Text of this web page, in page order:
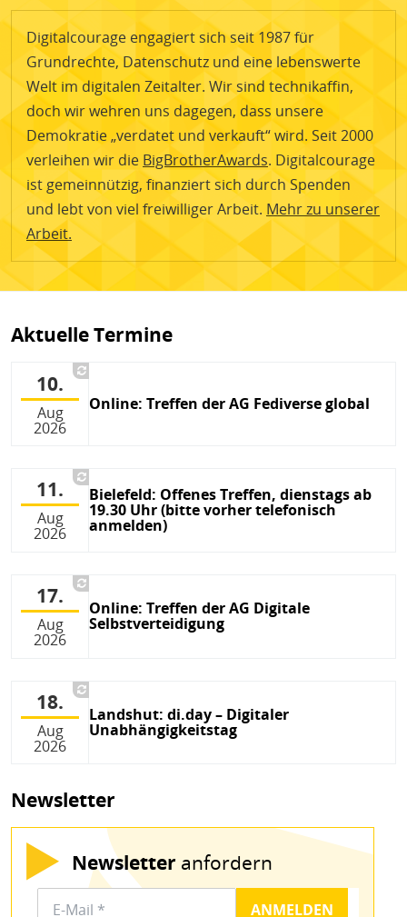
Digitalcourage engagiert sich seit 1987 für
Grundrechte, Datenschutz und eine lebenswerte
Welt im digitalen Zeitalter. Wir sind technikaffin,
doch wir wehren uns dagegen, dass unsere
Demokratie „verdatet und verkauft“ wird. Seit 2000
verleihen wir die BigBrotherAwards. Digitalcourage
ist gemeinnützig, finanziert sich durch Spenden
und lebt von viel freiwilliger Arbeit. Mehr zu unserer
Arbeit.
Aktuelle Termine
10.
Aug
2026
Online: Treffen der AG Fediverse global
11.
Aug
2026
Bielefeld: Offenes Treffen, dienstags ab
19.30 Uhr (bitte vorher telefonisch
anmelden)
17.
Aug
2026
Online: Treffen der AG Digitale
Selbstverteidigung
18.
Aug
2026
Landshut: di.day – Digitaler
Unabhängigkeitstag
Newsletter
Newsletter anfordern